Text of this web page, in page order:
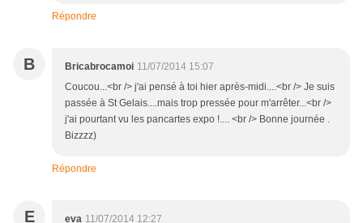
Répondre
B Bricabrocamoi 11/07/2014 15:07
Coucou...<br /> j'ai pensé à toi hier après-midi....<br /> Je suis
passée à St Gelais....mais trop pressée pour m'arrêter...<br />
j'ai pourtant vu les pancartes expo !.... <br /> Bonne journée .
Bizzzz)
Répondre
E eva 11/07/2014 12:27